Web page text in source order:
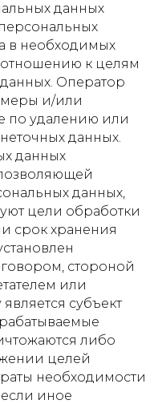
данных
в необходимых
отношению к целям
Оператор
и/или
по удалению или
данных.
данных
данных,
цели обработки
срок хранения
стороной
или
субъект
либо
целей
необходимости
иное